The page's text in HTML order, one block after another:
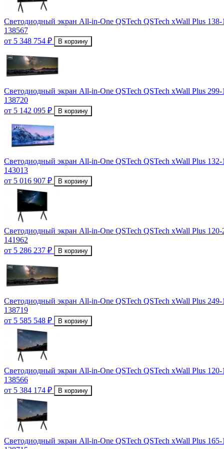
Светодиодный экран All-in-One QSTech QSTech xWall Plus 138-
138567
от 5 348 754 ₽
В корзину
Светодиодный экран All-in-One QSTech QSTech xWall Plus 299-
138720
от 5 142 095 ₽
В корзину
Светодиодный экран All-in-One QSTech QSTech xWall Plus 132-
143013
от 5 016 907 ₽
В корзину
Светодиодный экран All-in-One QSTech QSTech xWall Plus 120-
141962
от 5 286 237 ₽
В корзину
Светодиодный экран All-in-One QSTech QSTech xWall Plus 249-
138719
от 5 585 548 ₽
В корзину
Светодиодный экран All-in-One QSTech QSTech xWall Plus 120-
138566
от 5 384 174 ₽
В корзину
Светодиодный экран All-in-One QSTech QSTech xWall Plus 165-